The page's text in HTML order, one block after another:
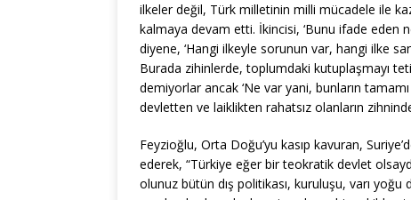
ilkeler değil, Türk milletinin milli mücadele ile
kalmaya devam etti. İkincisi, ‘Bunu ifade eden
diyene, ‘Hangi ilkeyle sorunun var, hangi ilke
Burada zihinlerde, toplumdaki kutuplaşmayı
demiyorlar ancak ‘Ne var yani, bunların
devletten ve laiklikten rahatsız olanların
Feyzioğlu, Orta Doğu’yu kasıp kavuran,
ederek, “Türkiye eğer bir teokratik devlet
olunuz bütün dış politikası, kuruluşu, varı yoğu